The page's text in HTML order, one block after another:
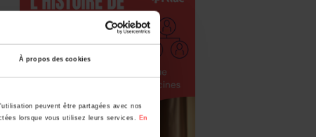
À propos des cookies
peuvent être partagées avec nos
lorsque vous utilisez leurs services.
En